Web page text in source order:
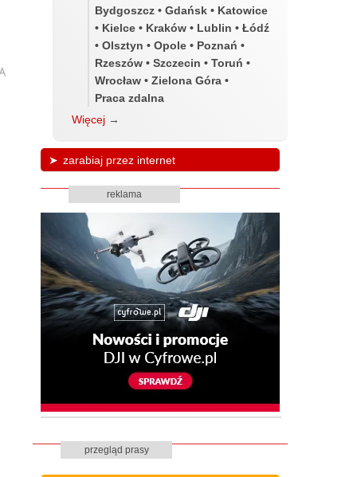
Bydgoszcz • Gdańsk • Katowice
• Kielce • Kraków • Lublin • Łódź
• Olsztyn • Opole • Poznań •
Rzeszów • Szczecin • Toruń •
Wrocław • Zielona Góra •
Praca zdalna
Więcej →
zarabiaj przez internet
reklama
przegląd prasy